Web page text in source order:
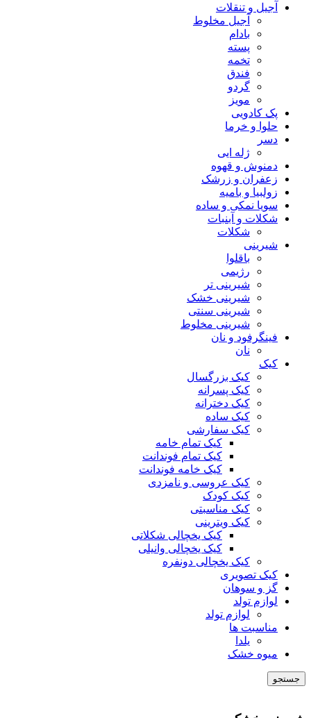
آجیل و تنقلات
آجیل مخلوط
بادام
پسته
تخمه
فندق
گردو
مویز
پک کادویی
حلوا و خرما
دسر
ژله ایی
دمنوش و قهوه
زعفران و زرشک
زولبیا و بامیه
سویا نمکی و ساده
شکلات‌‌ و آبنبات
شکلات
شیرینی
باقلوا
رژیمی
شیرینی تر
شیرینی خشک
شیرینی سنتی
شیرینی مخلوط
فینگرفود و نان‌
نان
کیک
کیک بزرگسال
کیک پسرانه
کیک دخترانه
کیک ساده
کیک سفارشی
کیک تمام خامه
کیک تمام فوندانت
کیک خامه فوندانت
کیک عروسی و نامزدی
کیک کودک
کیک مناسبتی
کیک ویترینی
کیک یخچالی شکلاتی
کیک یخچالی وانیلی
کیک یخچالی دونفره
کیک تصویری
گز و سوهان
لوازم تولد
لوازم تولد
مناسبت ها
یلدا
میوه خشک
جستجو